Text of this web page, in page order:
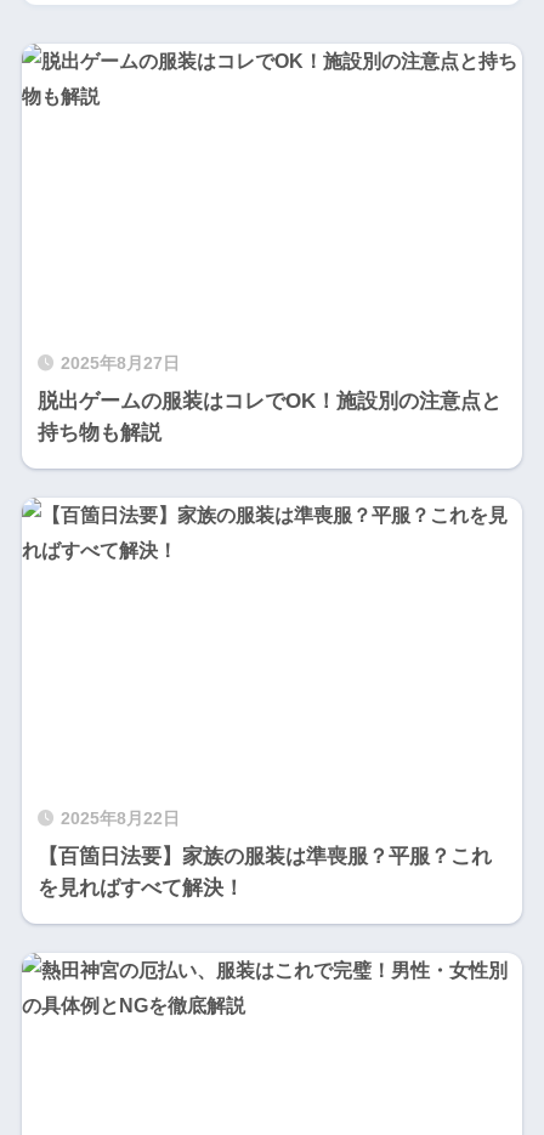
2025年8月27日
脱出ゲームの服装はコレでOK！施設別の注意点と
持ち物も解説
2025年8月22日
【百箇日法要】家族の服装は準喪服？平服？これ
を見ればすべて解決！